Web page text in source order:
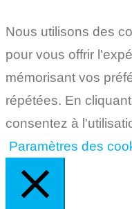
Nous utilisons des
pour vous offrir
mémorisant vos
répétées. En
consentez à
Paramètres des